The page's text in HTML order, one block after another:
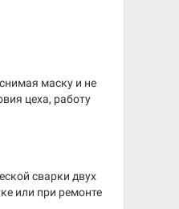
маску и не
цеха, работу
сварки двух
или при ремонте